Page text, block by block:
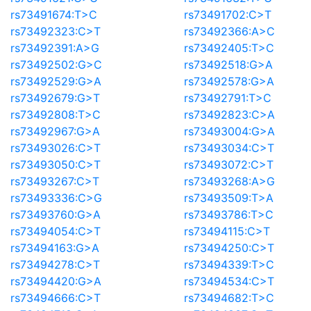
rs73491674:T>C
rs73491702:C>T
rs73492323:C>T
rs73492366:A>C
rs73492391:A>G
rs73492405:T>C
rs73492502:G>C
rs73492518:G>A
rs73492529:G>A
rs73492578:G>A
rs73492679:G>T
rs73492791:T>C
rs73492808:T>C
rs73492823:C>A
rs73492967:G>A
rs73493004:G>A
rs73493026:C>T
rs73493034:C>T
rs73493050:C>T
rs73493072:C>T
rs73493267:C>T
rs73493268:A>G
rs73493336:C>G
rs73493509:T>A
rs73493760:G>A
rs73493786:T>C
rs73494054:C>T
rs73494115:C>T
rs73494163:G>A
rs73494250:C>T
rs73494278:C>T
rs73494339:T>C
rs73494420:G>A
rs73494534:C>T
rs73494666:C>T
rs73494682:T>C